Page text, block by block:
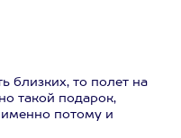
близких, то полет на
такой подарок,
потому и